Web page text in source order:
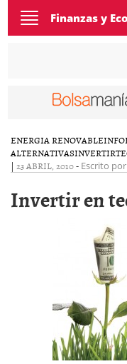
Toggle
navigation
Finanzas y
ENERGIA RENOVABLE
ALTERNATIVASINVERTIR
| 23 ABRIL, 2010- Escrito
Invertir en